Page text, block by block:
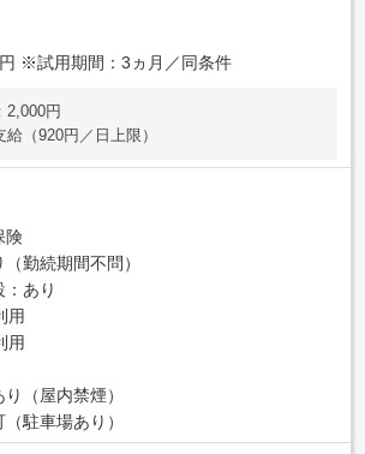
※試用期間：3ヵ月／同条件
2,000円
給（920円／日上限）
険
勤続期間不問）
：あり
用
用
（屋内禁煙）
駐車場あり）